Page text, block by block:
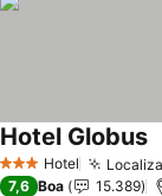
3 EstrelasHotel
Hotel Globus
7,6 Boa 15.389